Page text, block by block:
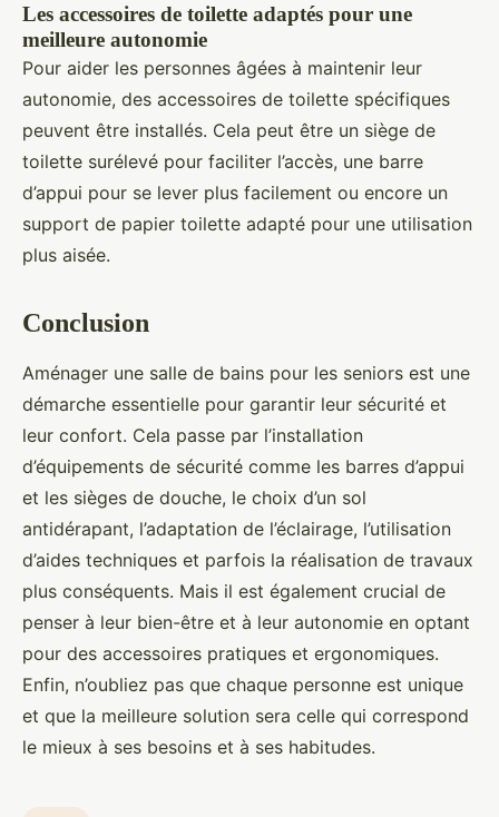
Les accessoires de toilette adaptés pour une
meilleure autonomie
Pour aider les personnes âgées à maintenir leur
autonomie, des accessoires de toilette spécifiques
peuvent être installés. Cela peut être un siège de
toilette surélevé pour faciliter l’accès, une barre
d’appui pour se lever plus facilement ou encore un
support de papier toilette adapté pour une utilisation
plus aisée.
Conclusion
Aménager une salle de bains pour les seniors est une
démarche essentielle pour garantir leur sécurité et
leur confort. Cela passe par l’installation
d’équipements de sécurité comme les barres d’appui
et les sièges de douche, le choix d’un sol
antidérapant, l’adaptation de l’éclairage, l’utilisation
d’aides techniques et parfois la réalisation de travaux
plus conséquents. Mais il est également crucial de
penser à leur bien-être et à leur autonomie en optant
pour des accessoires pratiques et ergonomiques.
Enfin, n’oubliez pas que chaque personne est unique
et que la meilleure solution sera celle qui correspond
le mieux à ses besoins et à ses habitudes.